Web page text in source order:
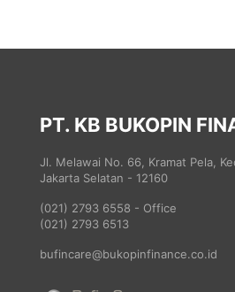
PT. KB BUKOPIN
Jl. Melawai No. 66, Kramat Pela,
Jakarta Selatan - 12160
(021) 2793 6558 - Office
(021) 2793 6513
bufincare@bukopinfinance.co.id